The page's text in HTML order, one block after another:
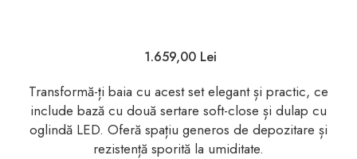
1.659,00 Lei
Transformă-ți baia cu acest set elegant și practic, ce
include bază cu două sertare soft-close și dulap cu
oglindă LED. Oferă spațiu generos de depozitare și
rezistență sporită la umiditate.